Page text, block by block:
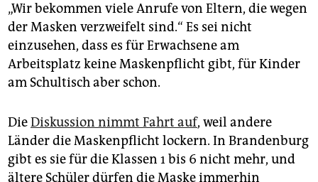
„Wir bekommen viele Anrufe von Eltern, die wegen
der Masken verzweifelt sind.“ Es sei nicht
einzusehen, dass es für Erwachsene am
Arbeitsplatz keine Maskenpflicht gibt, für Kinder
am Schultisch aber schon.
DieDiskussion nimmt Fahrt auf, weil andere
Länder die Maskenpflicht lockern. In Brandenburg
gibt es sie für die Klassen 1 bis 6 nicht mehr, und
ältere Schüler dürfen die Maske immerhin